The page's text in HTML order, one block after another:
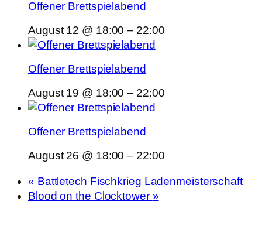
Offener Brettspielabend
August 12 @ 18:00 – 22:00
Offener Brettspielabend
August 19 @ 18:00 – 22:00
Offener Brettspielabend
August 26 @ 18:00 – 22:00
« Battletech Fischkrieg Ladenmeisterschaft
Blood on the Clocktower »